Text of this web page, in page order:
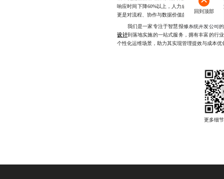
响应时间下降60%以上，人力成本减少35%，
更是对流程、协作与数据价值的深度整合。
我们是一家专注于智慧报修系统开发公司的
设计到落地实施的一站式服务，拥有丰富的行
个性化运维场景，助力其实现管理提效与成本优
回到顶部